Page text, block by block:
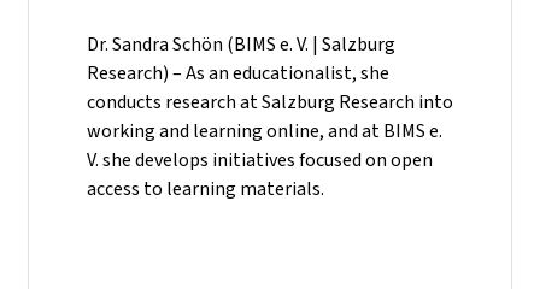
Dr. Sandra Schön (BIMS e. V. | Salzburg
Research) – As an educationalist, she
conducts research at Salzburg Research into
working and learning online, and at BIMS e.
V. she develops initiatives focused on open
access to learning materials.